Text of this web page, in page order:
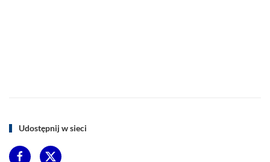
Udostępnij w sieci